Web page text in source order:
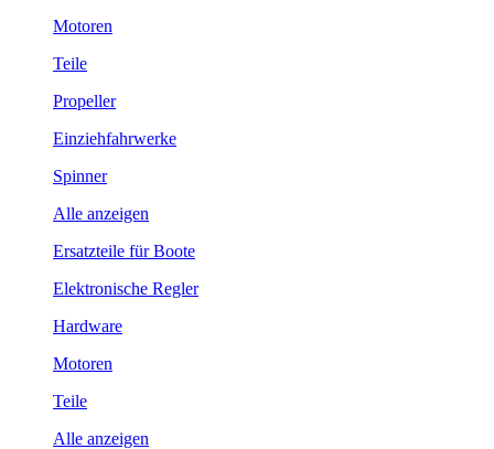
Motoren
Teile
Propeller
Einziehfahrwerke
Spinner
Alle anzeigen
Ersatzteile für Boote
Elektronische Regler
Hardware
Motoren
Teile
Alle anzeigen